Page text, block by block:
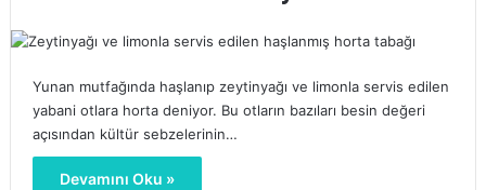
Yunan mutfağında haşlanıp zeytinyağı ve limonla servis edilen
yabani otlara horta deniyor. Bu otların bazıları besin değeri
açısından kültür sebzelerinin…
Devamını Oku »